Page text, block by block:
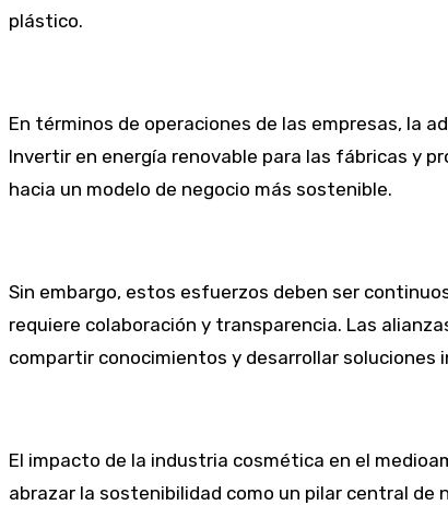
plástico.
En términos de operaciones de las empresas, la
Invertir en energía renovable para las fábricas y
hacia un modelo de negocio más sostenible.
Sin embargo, estos esfuerzos deben ser
requiere colaboración y transparencia. Las
compartir conocimientos y desarrollar soluciones
El impacto de la industria cosmética en el
abrazar la sostenibilidad como un pilar central